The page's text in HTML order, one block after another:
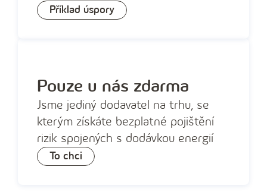
Příklad úspory
Pouze u nás zdarma
Jsme jediný dodavatel na trhu, se
kterým získáte bezplatné pojištění
rizik spojených s dodávkou energií
To chci